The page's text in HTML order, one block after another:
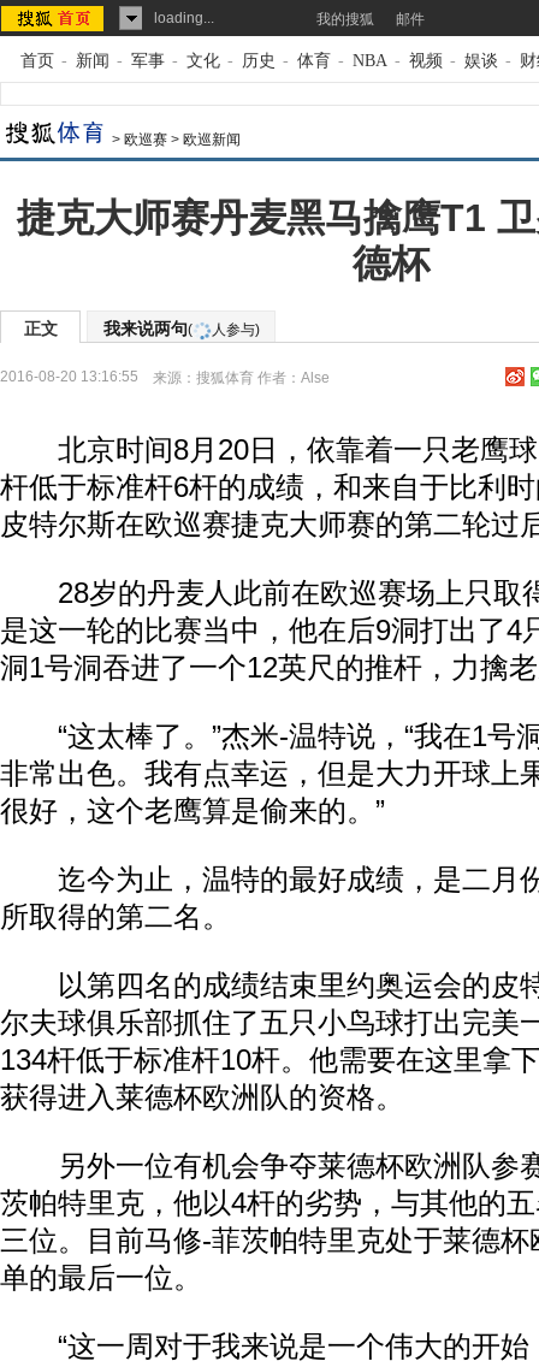
loading... 我的搜狐 邮件
首页 - 新闻 - 军事 - 文化 - 历史 - 体育 - NBA - 视频 - 娱谈 -
> 欧巡赛 > 欧巡新闻
捷克大师赛丹麦黑马擒鹰T1
德杯
正文 我来说两句( 人参与)
2016-08-20 13:16:55 来源： 搜狐体育 作者：Alse
北京时间8月20日，依靠着一只老鹰球
杆低于标准杆6杆的成绩，和来自于比利
皮特尔斯在欧巡赛捷克大师赛的第二轮过
28岁的丹麦人此前在欧巡赛场上只取
是这一轮的比赛当中，他在后9洞打出了4
洞1号洞吞进了一个12英尺的推杆，力擒
“这太棒了。”杰米-温特说，“我在1号
非常出色。我有点幸运，但是大力开球上
很好，这个老鹰算是偷来的。”
迄今为止，温特的最好成绩，是二月
所取得的第二名。
以第四名的成绩结束里约奥运会的皮
尔夫球俱乐部抓住了五只小鸟球打出完美
134杆低于标准杆10杆。他需要在这里拿
获得进入莱德杯欧洲队的资格。
另外一位有机会争夺莱德杯欧洲队参
茨帕特里克，他以4杆的劣势，与其他的
三位。目前马修-菲茨帕特里克处于莱德
单的最后一位。
“这一周对于我来说是一个伟大的开始